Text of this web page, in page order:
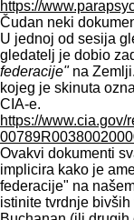
https://
Čudan neki
U jednoj od sesija
gledatelj je dobio
federacije"na
kojeg je skinuta
CIA-e.
https://
Ovakvi dokumenti
implicira kako je
federacije" na
istinite tvrdnje